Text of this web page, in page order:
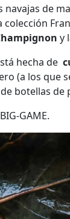
navajas de
colección
y
hecha de
(a los que
botellas de
GAME.